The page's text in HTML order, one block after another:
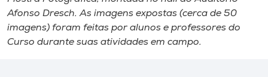
Afonso Dresch. As imagens expostas (cerca de 50
imagens) foram feitas por alunos e professores do
Curso durante suas atividades em campo.